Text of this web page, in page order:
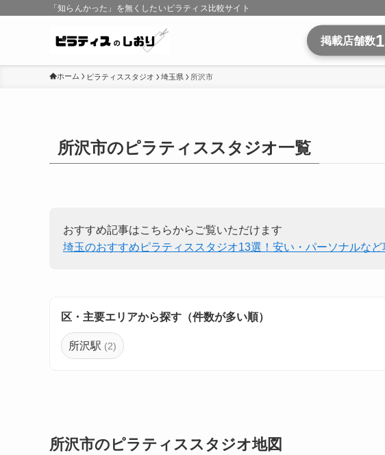
「知らんかった」を無くしたいピラティス比較サイト
掲載店舗数
ホーム ピラティススタジオ 埼玉県 所沢市
所沢市のピラティススタジオ一覧
おすすめ記事はこちらからご覧いただけます
埼玉のおすすめピラティススタジオ13選！安い・パーソナルな
区・主要エリアから探す（件数が多い順）
所沢駅 (2)
所沢市のピラティススタジオ地図